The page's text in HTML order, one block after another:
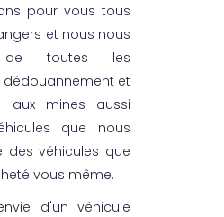
pour vous tous
et nous nous
de toutes les
et
aux mines aussi
que nous
des véhicules que
vous même.
d'un véhicule